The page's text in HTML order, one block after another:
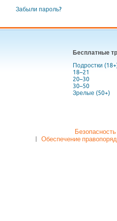
Забыли пароль?
Бесплатные
Подростки
18–21
20–30
30–50
Зрелые (50+)
Обеспечение